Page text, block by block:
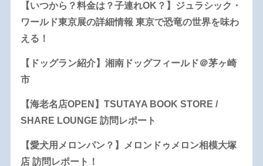
【いつから？料金は？子連れOK？】ジュラシック・
ワールド東京展の詳細情報 東京で恐竜の世界を味わ
える！
【ドッグラン紹介】湘南ドッグフィールド＠茅ヶ崎
市
【海老名店OPEN】TSUTAYA BOOK STORE /
SHARE LOUNGE 訪問レポート
【愛犬用メロンパン？】メロンドゥメロン相模大塚
店 訪問レポート！